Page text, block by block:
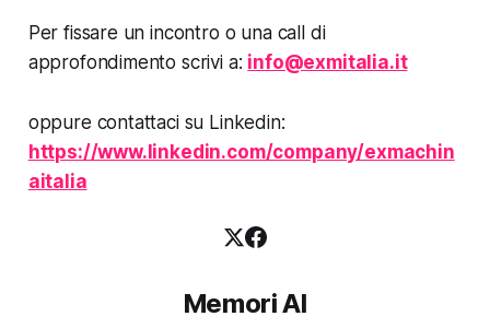
Per fissare un incontro o una call di
approfondimento scrivi a: info@exmitalia.it
oppure contattaci su Linkedin:
https://www.linkedin.com/company/exmachin
aitalia
Memori AI